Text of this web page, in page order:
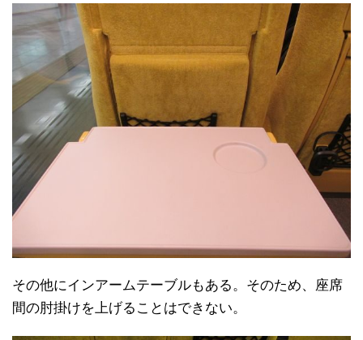
その他にインアームテーブルもある。そのため、座席
間の肘掛けを上げることはできない。